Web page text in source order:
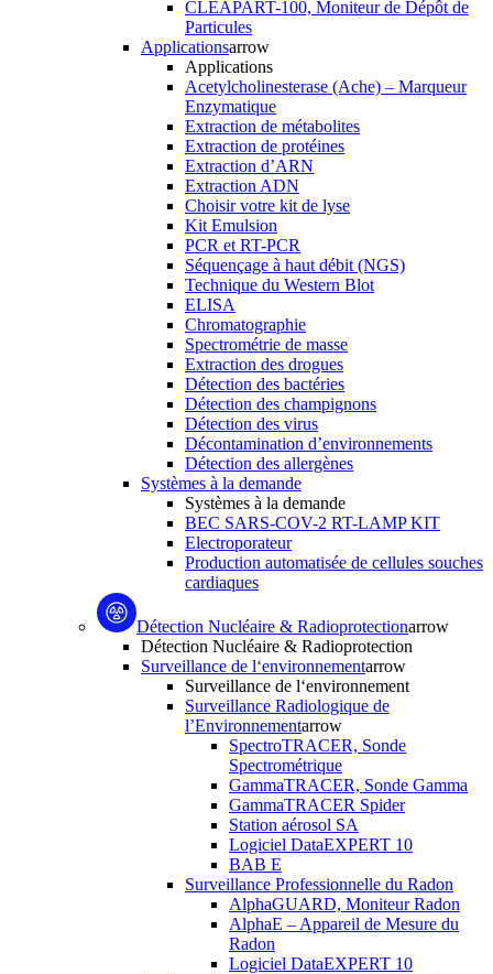
CLEAPART-100, Moniteur de Dépôt de
Particules
Applicationsarrow
Applications
Acetylcholinesterase (Ache) – Marqueur
Enzymatique
Extraction de métabolites
Extraction de protéines
Extraction d’ARN
Extraction ADN
Choisir votre kit de lyse
Kit Emulsion
PCR et RT-PCR
Séquençage à haut débit (NGS)
Technique du Western Blot
ELISA
Chromatographie
Spectrométrie de masse
Extraction des drogues
Détection des bactéries
Détection des champignons
Détection des virus
Décontamination d’environnements
Détection des allergènes
Systèmes à la demande
Systèmes à la demande
BEC SARS-COV-2 RT-LAMP KIT
Electroporateur
Production automatisée de cellules souches
cardiaques
Détection Nucléaire & Radioprotectionarrow
Détection Nucléaire & Radioprotection
Surveillance de l‘environnementarrow
Surveillance de l‘environnement
Surveillance Radiologique de
l’Environnementarrow
SpectroTRACER, Sonde
Spectrométrique
GammaTRACER, Sonde Gamma
GammaTRACER Spider
Station aérosol SA
Logiciel DataEXPERT 10
BAB E
Surveillance Professionnelle du Radon
AlphaGUARD, Moniteur Radon
AlphaE – Appareil de Mesure du
Radon
Logiciel DataEXPERT 10